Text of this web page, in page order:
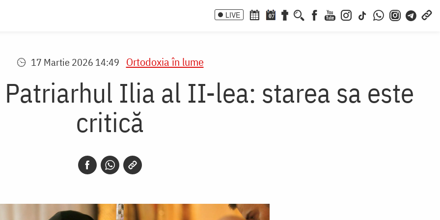
LIVE 07
17 Martie 2026 14:49 Ortodoxia în lume
Ilia al II-lea: starea sa este
critică